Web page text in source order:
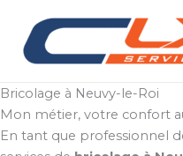
contenu
Bricolage à Neuvy-le-Roi
Mon métier, votre confort
En tant que professionnel